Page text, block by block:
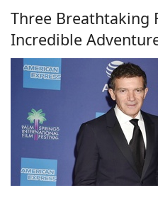
Three Breathtaking
Incredible